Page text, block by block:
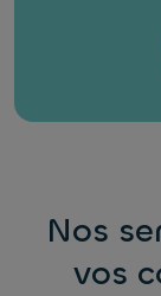
Nos
vos